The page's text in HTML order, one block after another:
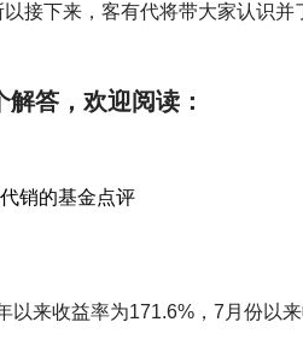
接下来，客有代将带大家认识
答，欢迎阅读：
销的基金点评
以来收益率为171.6%，7月份以